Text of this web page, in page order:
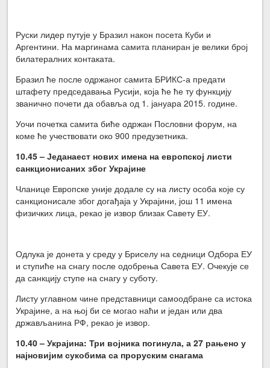
Руски лидер путује у Бразил након посета Куби и
Аргентини. На маргинама самита планиран је велики број
билатералних контаката.
Бразил ће после одржаног самита БРИКС-а предати
штафету председавања Русији, која ће ће ту функцију
званично почети да обавља од 1. јануара 2015. године.
Уочи почетка самита биће одржан Пословни форум, на
коме ће учествовати око 900 предузетника.
10.45 – Једанаест нових имена на европској листи
санкционисаних због Украјине
Чланице Европске уније додале су на листу особа које су
санкционисале због догађаја у Украјини, још 11 имена
физичких лица, рекао је извор близак Савету ЕУ.
Одлука је донета у среду у Бриселу на седници Одбора ЕУ
и ступиће на снагу после одобрења Савета ЕУ. Очекује се
да санкцију ступе на снагу у суботу.
Листу углавном чине представници самоодбране са истока
Украјине, а на њој би се могао наћи и један или два
држављанина РФ, рекао је извор.
10.40 – Украјина: Три војника погинула, а 27 рањено у
најновијим сукобима са проруским снагама